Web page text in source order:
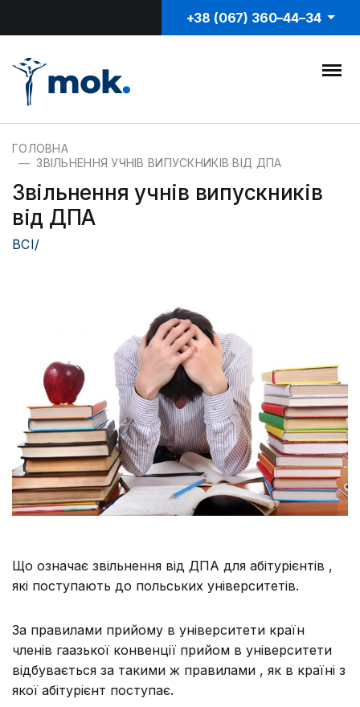
+38 (067) 360–44–34
ГОЛОВНА
ЗВІЛЬНЕННЯ УЧНІВ ВИПУСКНИКІВ ВІД ДПА
Звільнення учнів випускників
від ДПА
ВСІ/
Що означає звільнення від ДПА для абітурієнтів ,
які поступають до польських університетів.
За правилами прийому в університети країн
членів гаазької конвенції прийом в університети
відбувається за такими ж правилами , як в країні з
якої абітурієнт поступає.